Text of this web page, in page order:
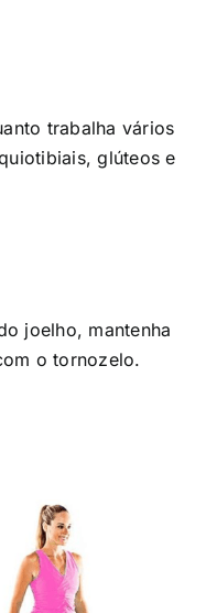
trabalha vários
glúteos e
joelho, mantenha
o tornozelo.